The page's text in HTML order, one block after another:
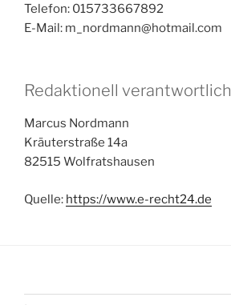
Telefon: 015733667892
E-Mail: m_nordmann@hotmail.com
Redaktionell verantwortlich
Marcus Nordmann
Kräuterstraße 14a
82515 Wolfratshausen
Quelle: https://www.e-recht24.de